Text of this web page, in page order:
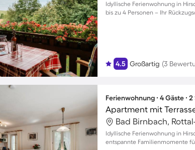
Idyllische Ferienwohnung in
bis zu 4 Personen – Ihr
4.5 Großartig (3
Ferienwohnung ∙ 4 Gäste ∙
Bad Birnbach,
Idyllische Ferienwohnung in
entspannte Familienmomente